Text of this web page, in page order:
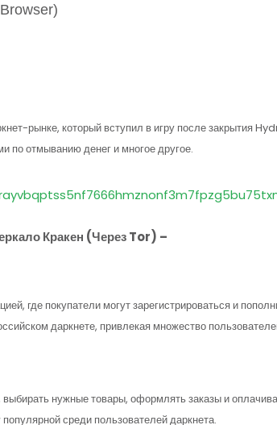
рынке, который вступил в игру после закрытия
по отмыванию денег и многое другое.
Кракен (Через Tor) –
где покупатели могут зарегистрироваться и
даркнете, привлекая множество
нужные товары, оформлять заказы и
среди пользователей даркнета.